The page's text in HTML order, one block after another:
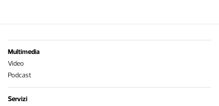
Multimedia
Video
Podcast
Servizi